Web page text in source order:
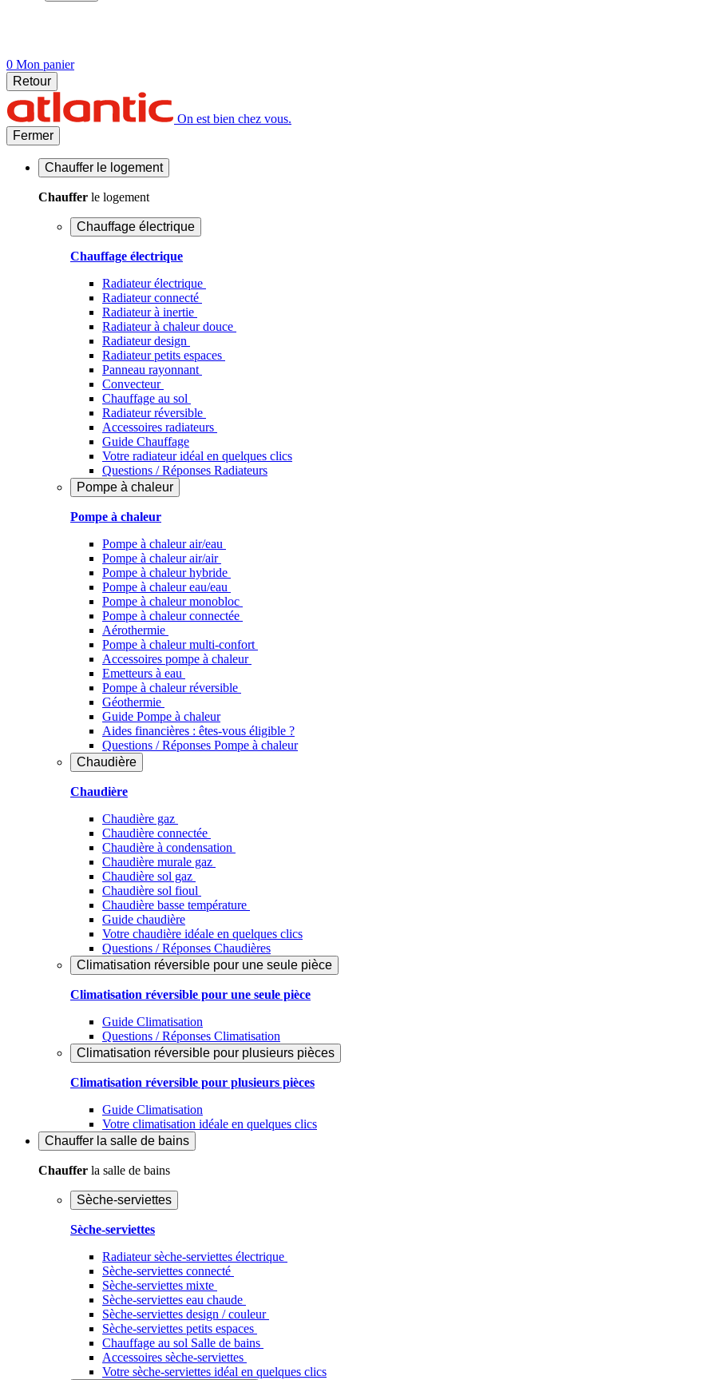
0 Mon panier
Retour
On est bien chez vous.
Fermer
Chauffer le logement
Chauffer le logement
Chauffage électrique
Chauffage électrique
Radiateur électrique
Radiateur connecté
Radiateur à inertie
Radiateur à chaleur douce
Radiateur design
Radiateur petits espaces
Panneau rayonnant
Convecteur
Chauffage au sol
Radiateur réversible
Accessoires radiateurs
Guide Chauffage
Votre radiateur idéal en quelques clics
Questions / Réponses Radiateurs
Pompe à chaleur
Pompe à chaleur
Pompe à chaleur air/eau
Pompe à chaleur air/air
Pompe à chaleur hybride
Pompe à chaleur​ eau/eau
Pompe à chaleur monobloc
Pompe à chaleur connectée
Aérothermie
Pompe à chaleur multi-confort
Accessoires pompe à chaleur
Emetteurs à eau
Pompe à chaleur réversible
Géothermie
Guide Pompe à chaleur
Aides financières : êtes-vous éligible ?
Questions / Réponses Pompe à chaleur
Chaudière
Chaudière
Chaudière gaz
Chaudière connectée
Chaudière à condensation
Chaudière murale gaz
Chaudière sol gaz
Chaudière sol fioul
Chaudière basse température
Guide chaudière
Votre chaudière idéale en quelques clics
Questions / Réponses Chaudières
Climatisation réversible pour une seule pièce
Climatisation réversible pour une seule pièce
Guide Climatisation
Questions / Réponses Climatisation
Climatisation réversible pour plusieurs pièces
Climatisation réversible pour plusieurs pièces
Guide Climatisation
Votre climatisation idéale en quelques clics
Chauffer la salle de bains
Chauffer la salle de bains
Sèche-serviettes
Sèche-serviettes
Radiateur sèche-serviettes électrique
Sèche-serviettes connecté
Sèche-serviettes mixte
Sèche-serviettes eau chaude
Sèche-serviettes design / couleur
Sèche-serviettes petits espaces
Chauffage au sol Salle de bains
Accessoires sèche-serviettes
Votre sèche-serviettes idéal en quelques clics